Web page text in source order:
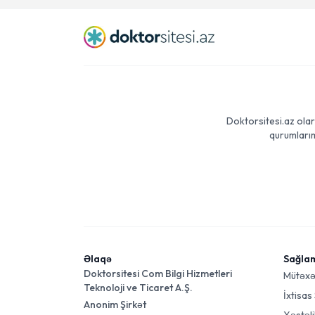
Doktorsitesi.az
Əlaqə
Doktorsitesi Com Bilgi Hizmetleri
Teknoloji ve Ticaret A.Ş.
Anonim Şirkət
İxtisas